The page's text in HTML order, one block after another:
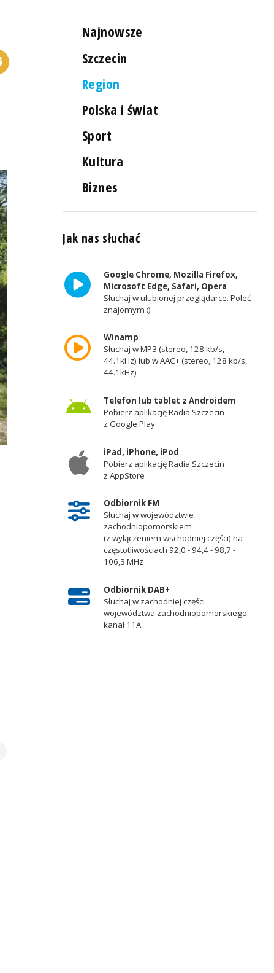
Najnowsze
Szczecin
Region
Polska i świat
Sport
Kultura
Biznes
Jak nas słuchać
Google Chrome, Mozilla Firefox,
Microsoft Edge, Safari, Opera
Słuchaj w ulubionej przeglądarce. Poleć
znajomym :)
Winamp
Słuchaj w MP3 (stereo, 128 kb/s,
44.1kHz) lub w AAC+ (stereo, 128 kb/s,
44.1kHz)
Telefon lub tablet z Androidem
Pobierz aplikację Radia Szczecin
z Google Play
iPad, iPhone, iPod
Pobierz aplikację Radia Szczecin
z AppStore
Odbiornik FM
Słuchaj w województwie
zachodniopomorskiem
(z wyłączeniem wschodniej części) na
częstotliwościach 92,0 - 94,4 - 98,7 -
106,3 MHz
Odbiornik DAB+
Słuchaj w zachodniej części
województwa zachodniopomorskiego -
kanał 11A